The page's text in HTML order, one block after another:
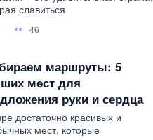
славиться
46
маршруты: 5
мест для
руки и сердца
достаточно красивых и
мест, которые